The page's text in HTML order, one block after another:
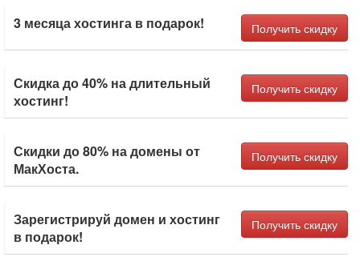
3 месяца хостинга в подарок! Получить скидку
Скидка до 40% на длительный
хостинг!
Получить скидку
Скидки до 80% на домены от
МакХоста.
Получить скидку
Зарегистрируй домен и хостинг
в подарок!
Получить скидку